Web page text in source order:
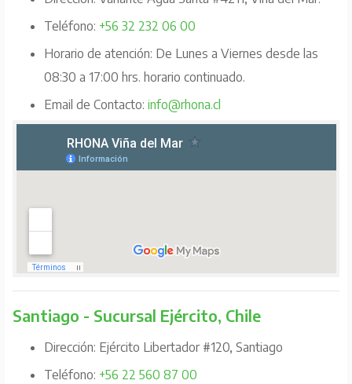
Teléfono: +56 32 232 06 00
Horario de atención: De Lunes a Viernes desde las
08:30 a 17:00 hrs. horario continuado.
Email de Contacto: info@rhona.cl
Santiago - Sucursal Ejército, Chile
Dirección: Ejército Libertador #120, Santiago
Teléfono: +56 22 560 87 00